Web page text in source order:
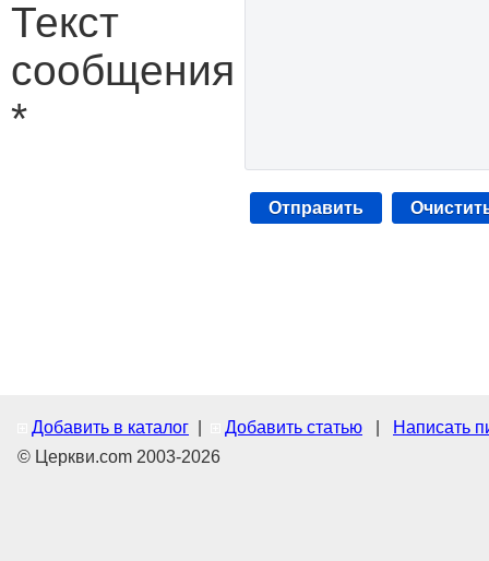
Текст
сообщения
*
Добавить в каталог Добавить статью
Написать
© Церкви.com 2003-2026